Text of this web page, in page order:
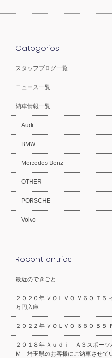
Categories
スタッフブログ一覧
ニュース一覧
納車情報一覧
Audi
BMW
Mercedes-Benz
OTHER
PORSCHE
Volvo
Recent entries
最近のできごと
２０２０年 ＶＯＬＶＯ Ｖ６０ Ｔ
万円入庫
２０２２年 ＶＯＬＶＯ Ｓ６０ Ｂ
２０１８年 Ａｕｄｉ Ａ３スポー
Ｍ 埼玉県のお客様にご納車させて